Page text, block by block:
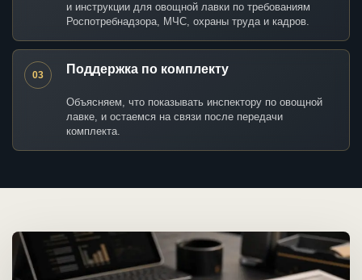
и инструкции для овощной лавки по требованиям
Роспотребнадзора, МЧС, охраны труда и кадров.
03 Поддержка по комплекту
Объясняем, что показывать инспектору по овощной
лавке, и остаемся на связи после передачи
комплекта.